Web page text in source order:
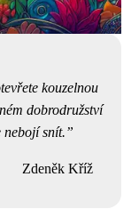
kouzelnou
dobrodružství
nebojí snít.
Zdeněk Kříž